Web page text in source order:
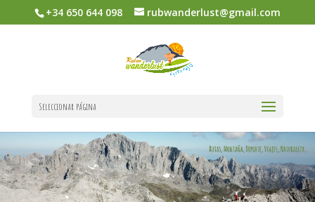
+34 650 644 098 rubwanderlust@gmail.com
Seleccionar página